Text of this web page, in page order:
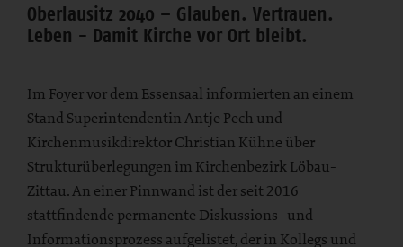
Oberlausitz 2040 – Glauben. Vertrauen.
Leben - Damit Kirche vor Ort bleibt.
Im Foyer vor dem Essensaal informierten an einem
Stand Superintendentin Antje Pech und
Kirchenmusikdirektor Christian Kühne über
Strukturüberlegungen im Kirchenbezirk Löbau-
Zittau. An einer Pinnwand ist der seit 2016
stattfindende permanente Diskussions- und
Informationsprozess aufgelistet, der in Kollegs und